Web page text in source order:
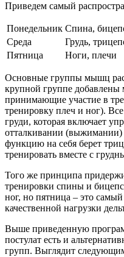
Приведем самый
Понедельник Спина,
Среда
Грудь,
Пятница
Ноги, плечи
Основные группы мышц
крупной группе
принимающие участие в
тренировку плеч и ног).
груди, которая включает
отталкивании (выжимании)
функцию на себя берет
тренировать вместе с
Того же принципа
тренировки спины и
ног, но пятница – это
качественной нагрузки
Выше приведенную
постулат есть и
групп. Выглядит